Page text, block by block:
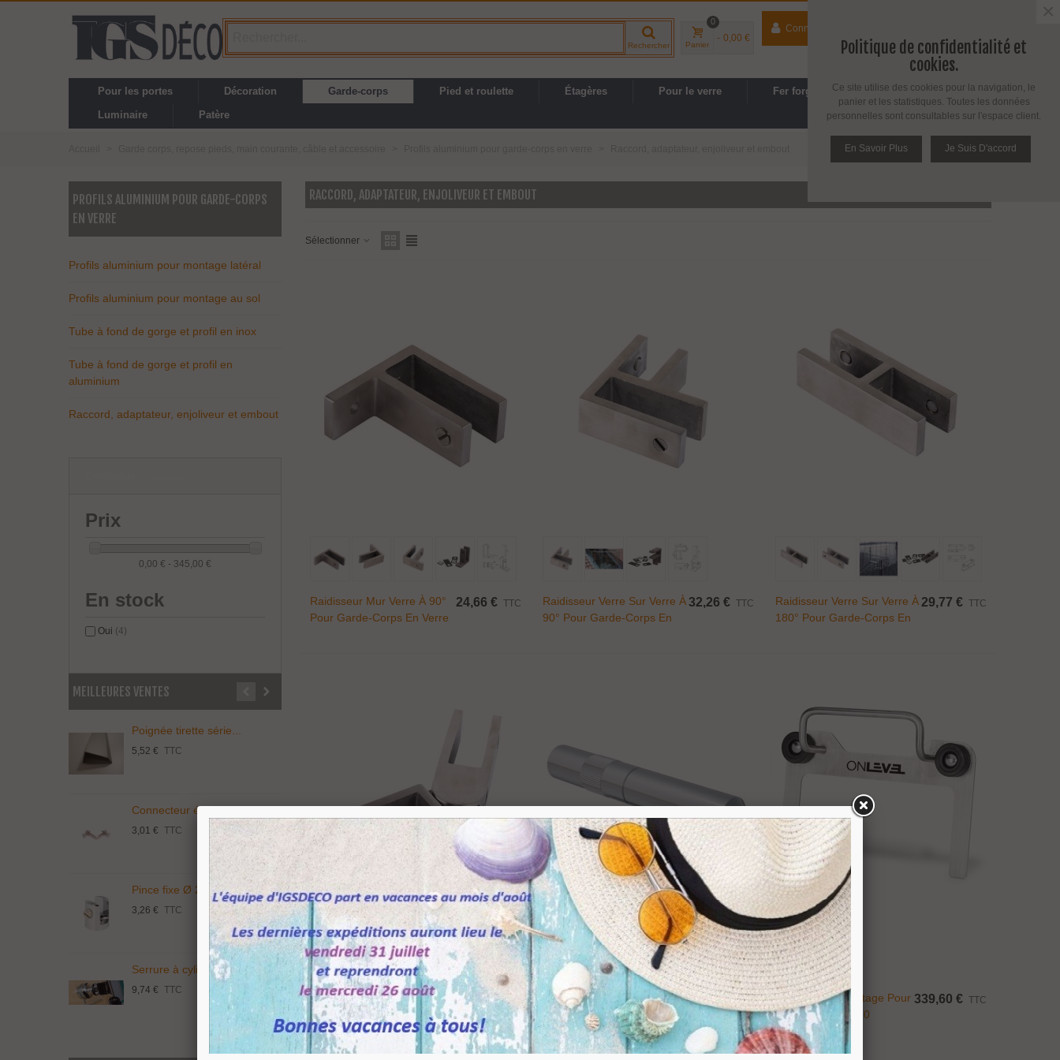
Rechercher Panier
0
- 0,00 €
Connecter
Espace PRO / Avantages PRO
Pour les portes Décoration Garde-corps Pied et roulette Étagères Pour le verre Fer forgé
Cuisine, SDB
Luminaire
Patère
PROFILS ALUMINIUM POUR GARDE-CORPS
EN VERRE
Profils aluminium pour montage latéral
Profils aluminium pour montage au sol
Tube à fond de gorge et profil en inox
Tube à fond de gorge et profil en
aluminium
Raccord, adaptateur, enjoliveur et embout
Prix
0,00 € - 345,00 €
En stock
Oui (4)
MEILLEURES VENTES
Poignée tirette série...
5,52 € TTC
Connecteur économique...
3,01 € TTC
Pince fixe Ø 20 mm...
3,26 € TTC
Serrure à cylindre...
9,74 € TTC
Tendeur taraudé...
5,00 € TTC
Support pour étagère...
10,08 € TTC
Connecteur économique...
3,49 € TTC
RACCORD, ADAPTATEUR, ENJOLIVEUR ET EMBOUT
Sélectionner
Ajouter Au Panier
Raidisseur Mur Verre À 90°
Pour Garde-Corps En Verre
24,66 € TTC
Raidisseur Verre Sur Verre À
90° Pour Garde-Corps En
32,26 € TTC
Ajouter Au Panier
Raidisseur Verre Sur Verre À
180° Pour Garde-Corps En
29,77 € TTC
Ajouter Au Panier
Raidisseur Articulé Verre Sur
Verre Pour Garde-Corps En
Verre
49,86 € TTC
Ajouter Au Panier
Set De 4 Goupilles
D'assemblage Pour Profil TL-
20
8,94 € TTC
Ajouter Au Panier
Kit Outils De Montage Pour
Profil De Sol TL-20
339,60 € TTC
Voir 1-6 sur 6 produit(s)
Politique de confidentialité et
cookies.
Ce site utilise des cookies pour la navigation, le
panier et les statistiques. Toutes les données
personnelles sont consultables sur l'espace client.
En Savoir Plus Je Suis D'accord